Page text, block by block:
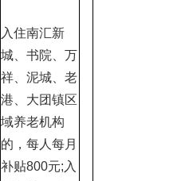
入住南汇新
城、书院、万
祥、泥城、老
港、大团镇区
域养老机构
的，每人每月
补贴800元;入